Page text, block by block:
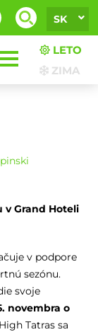
SK
LETO
ZIMA
v Grand Hoteli
v podpore
sezónu.
svoje
novembra o
Tatras sa